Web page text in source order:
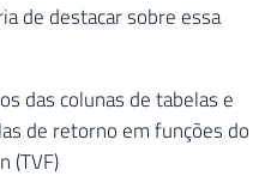
de destacar sobre essa
das colunas de tabelas e
de retorno em funções do
(TVF)